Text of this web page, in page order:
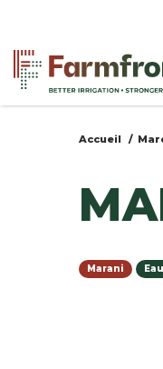
contenu
principal
êtes
ici
Accueil
Marani